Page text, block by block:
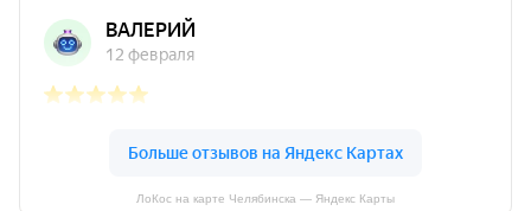
ЛоКос на карте Челябинска — Яндекс Карты